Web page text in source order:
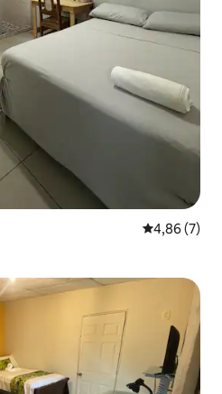
Gemiddelde
4,86 (7)